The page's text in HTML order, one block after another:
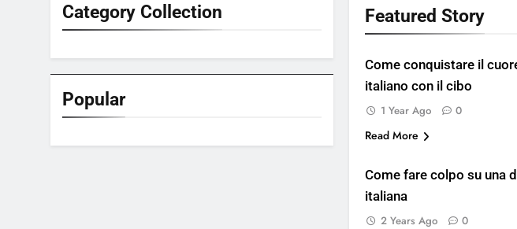
Category Collection
Popular
Featured Story
Come conquistare il
italiano con il cibo
1 Year Ago
0
Read More
Come fare colpo su una
italiana
2 Years Ago
0